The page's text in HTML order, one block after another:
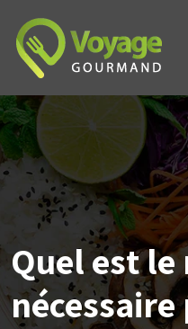
Quel est